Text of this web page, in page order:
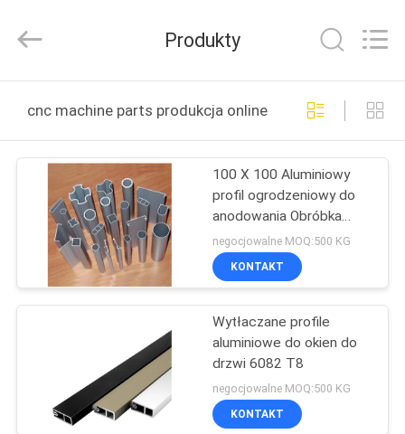
PRODUKTY
POKAZ
WYCIECZKA
Rights
Produkty
cnc machine parts produkcja online
100 X 100 Aluminiowy
profil ogrodzeniowy do
anodowania Obróbka
powierzchni
negocjowalne MOQ:500 KG
KONTAKT
Wytłaczane profile
aluminiowe do okien do
drzwi 6082 T8
negocjowalne MOQ:500 KG
KONTAKT